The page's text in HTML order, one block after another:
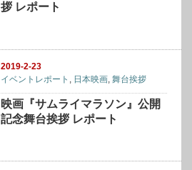
拶 レポート
2019-2-23
イベントレポート
日本映画 ,舞台挨拶
映画『サムライマラソン』公開
記念舞台挨拶 レポート